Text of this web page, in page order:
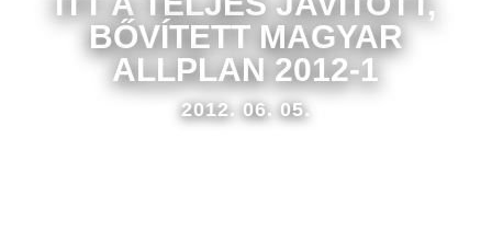
BŐVÍTETT MAGYAR
ALLPLAN 2012-1
2012. 06. 05.